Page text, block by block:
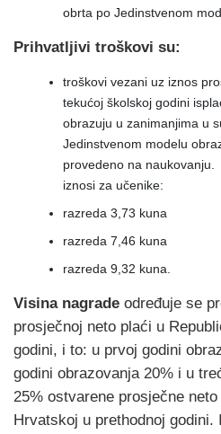
obrta po Jedinstvenom
Prihvatljivi troškovi su:
troškovi vezani uz iznos
tekućoj školskoj godini
obrazuju u zanimanjima u
Jedinstvenom modelu
provedeno na
iznosi za učenike:
razreda 3,73 kuna
razreda 7,46 kuna
razreda 9,32 kuna.
Visina nagrade određuje se
prosječnoj neto plaći u
godini, i to: u prvoj godini
godini obrazovanja 20% i u
25% ostvarene prosječne
Hrvatskoj u prethodnoj